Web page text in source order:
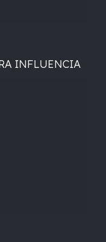
INFLUENCIA